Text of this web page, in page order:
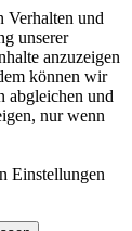
Verhalten und
unserer
anzuzeigen
können wir
abgleichen und
nur wenn
Einstellungen